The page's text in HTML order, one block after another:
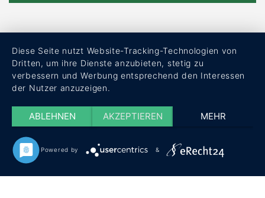
Diese Seite nutzt Website-Tracking-Technologien von
Dritten, um ihre Dienste anzubieten, stetig zu
verbessern und Werbung entsprechend den Interessen
der Nutzer anzuzeigen.
ABLEHNEN AKZEPTIEREN MEHR
Powered by &